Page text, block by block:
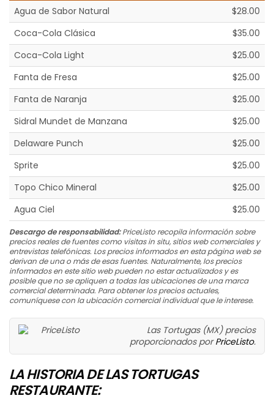
Agua de Sabor Natural
$28.00
Coca-Cola Clásica
$35.00
Coca-Cola Light
$25.00
Fanta de Fresa
$25.00
Fanta de Naranja
$25.00
Sidral Mundet de Manzana
$25.00
Delaware Punch
$25.00
Sprite
$25.00
Topo Chico Mineral
$25.00
Agua Ciel
$25.00
Descargo de responsabilidad:PriceListo recopila información sobre
precios reales de fuentes como visitas in situ, sitios web comerciales y
entrevistas telefónicas. Los precios informados en esta página web se
derivan de una o más de esas fuentes. Naturalmente, los precios
informados en este sitio web pueden no estar actualizados y es
posible que no se apliquen a todas las ubicaciones de una marca
comercial determinada. Para obtener los precios actuales,
comuníquese con la ubicación comercial individual que le interese.
Las Tortugas (MX) precios
proporcionados porPriceListo.
LA HISTORIA DE LAS TORTUGAS
RESTAURANTE: